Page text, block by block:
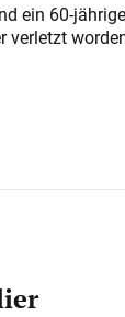
ein 60-
verletzt